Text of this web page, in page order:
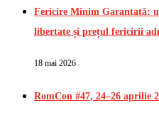
Fericire Minim Garantată:
libertate și prețul fericirii
18 mai 2026
RomCon #47, 24–26 aprilie